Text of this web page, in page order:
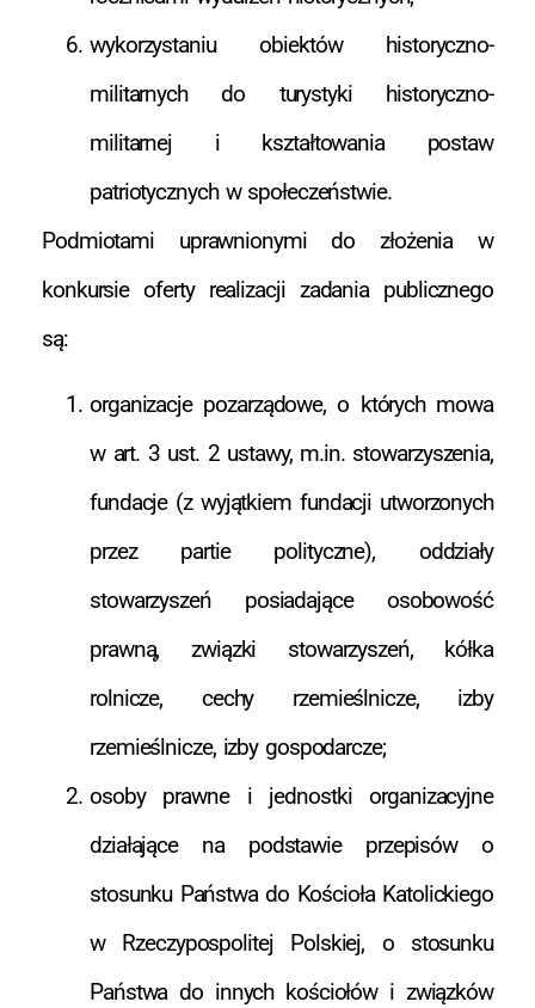
wykorzystaniu obiektów historyczno-
militarnych do turystyki historyczno-
militarnej i kształtowania postaw
patriotycznych w społeczeństwie.
Podmiotami uprawnionymi do złożenia w
konkursie oferty realizacji zadania publicznego
są:
organizacje pozarządowe, o których mowa
w art. 3 ust. 2 ustawy, m.in. stowarzyszenia,
fundacje (z wyjątkiem fundacji utworzonych
przez partie polityczne), oddziały
stowarzyszeń posiadające osobowość
prawną, związki stowarzyszeń, kółka
rolnicze, cechy rzemieślnicze, izby
rzemieślnicze, izby gospodarcze;
osoby prawne i jednostki organizacyjne
działające na podstawie przepisów o
stosunku Państwa do Kościoła Katolickiego
w Rzeczypospolitej Polskiej, o stosunku
Państwa do innych kościołów i związków